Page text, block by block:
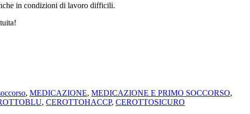
in condizioni di lavoro difficili.
, MEDICAZIONE, MEDICAZIONE E PRIMO SOCCORSO,
, CEROTTOHACCP, CEROTTOSICURO